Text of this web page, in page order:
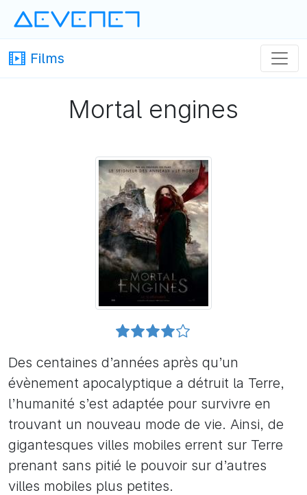
Films
Mortal engines
Des centaines d’années après qu’un
évènement apocalyptique a détruit la Terre,
l’humanité s’est adaptée pour survivre en
trouvant un nouveau mode de vie. Ainsi, de
gigantesques villes mobiles errent sur Terre
prenant sans pitié le pouvoir sur d’autres
villes mobiles plus petites.